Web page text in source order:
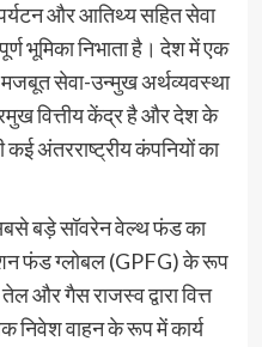
और आतिथ्य सहित सेवा
भूमिका निभाता है। देश में एक
सेवा-उन्मुख अर्थव्यवस्था
वित्तीय केंद्र है और देश के
कई अंतरराष्ट्रीय कंपनियों का
बड़े सॉवरेन वेल्थ फंड का
फंड ग्लोबल (GPFG) के रूप
और गैस राजस्व द्वारा वित्त
निवेश वाहन के रूप में कार्य